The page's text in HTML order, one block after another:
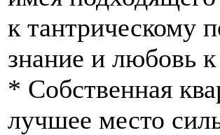
к тантрическому
знание и любовь
* Собственная
лучшее место